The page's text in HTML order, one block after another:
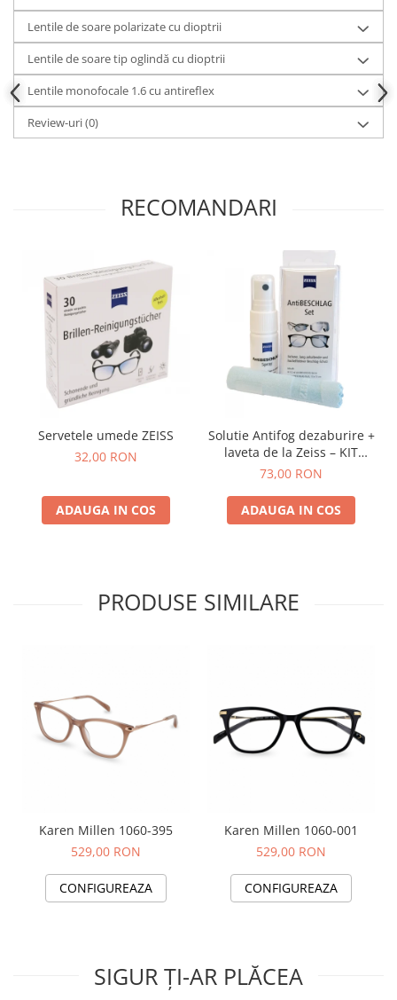
Lentile de soare polarizate cu dioptrii
Lentile de soare tip oglindă cu dioptrii
Lentile monofocale 1.6 cu antireflex
Review-uri(0)
RECOMANDARI
Servetele umede ZEISS
32,00 RON
ADAUGA IN COS
Solutie Antifog dezaburire +
laveta de la Zeiss – KIT
COMPLET
73,00 RON
ADAUGA IN COS
PRODUSE SIMILARE
Karen Millen 1060-395
529,00 RON
CONFIGUREAZA
Karen Millen 1060-001
529,00 RON
CONFIGUREAZA
SIGUR ȚI-AR PLĂCEA